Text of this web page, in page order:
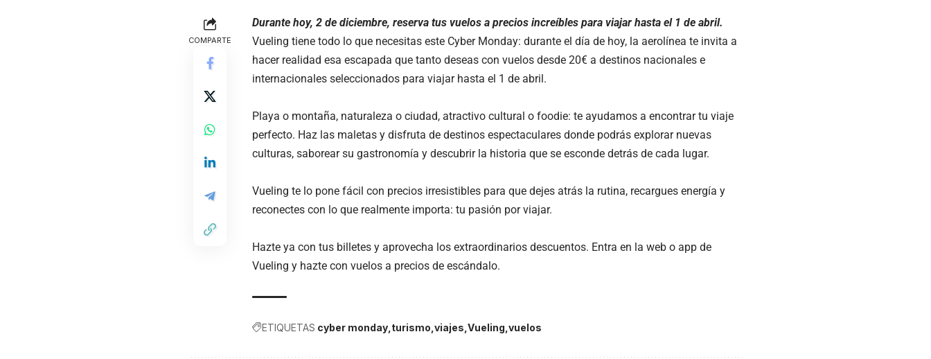
COMPARTE
Durante hoy, 2 de diciembre, reserva tus vuelos a precios increíbles para viajar hasta el 1 de abril.
Vueling tiene todo lo que necesitas este Cyber Monday: durante el día de hoy, la aerolínea te invita a
hacer realidad esa escapada que tanto deseas con vuelos desde 20€ a destinos nacionales e
internacionales seleccionados para viajar hasta el 1 de abril.
Playa o montaña, naturaleza o ciudad, atractivo cultural o foodie: te ayudamos a encontrar tu viaje
perfecto. Haz las maletas y disfruta de destinos espectaculares donde podrás explorar nuevas
culturas, saborear su gastronomía y descubrir la historia que se esconde detrás de cada lugar.
Vueling te lo pone fácil con precios irresistibles para que dejes atrás la rutina, recargues energía y
reconectes con lo que realmente importa: tu pasión por viajar.
Hazte ya con tus billetes y aprovecha los extraordinarios descuentos. Entra en la web o app de
Vueling y hazte con vuelos a precios de escándalo.
ETIQUETAS cyber monday turismo viajes Vueling vuelos